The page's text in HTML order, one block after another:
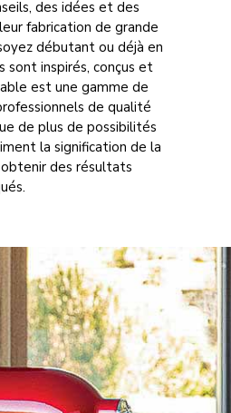
des idées et des
fabrication de grande
débutant ou déjà en
inspirés, conçus et
est une gamme de
de qualité
de plus de possibilités
la signification de la
obtenir des résultats